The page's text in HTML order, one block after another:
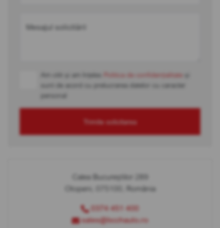
Mesajul solicitării
Am citit și am înțeles Politica de confidențialitate
sunt de acord cu prelucrarea datelor cu caracter
personal
Trimite solicitarea
Calea Bucureștilor 289
Otopeni, 075100, România
0374 451 400
sales@bcchauto.ro